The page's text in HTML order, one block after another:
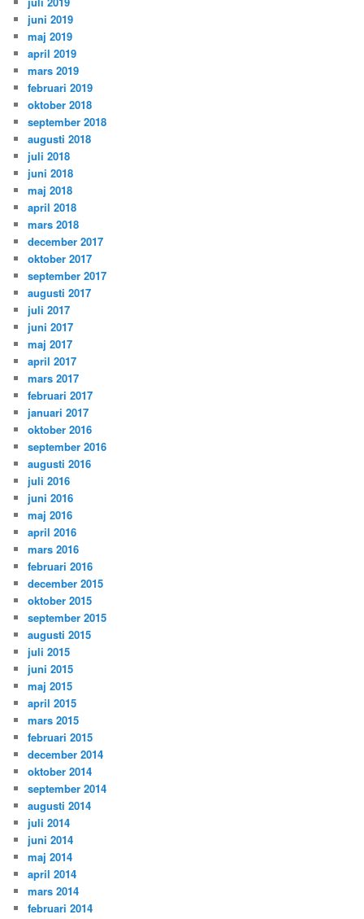
juni 2019
maj 2019
april 2019
mars 2019
februari 2019
oktober 2018
september 2018
augusti 2018
juli 2018
juni 2018
maj 2018
april 2018
mars 2018
december 2017
oktober 2017
september 2017
augusti 2017
juli 2017
juni 2017
maj 2017
april 2017
mars 2017
februari 2017
januari 2017
oktober 2016
september 2016
augusti 2016
juli 2016
juni 2016
maj 2016
april 2016
mars 2016
februari 2016
december 2015
oktober 2015
september 2015
augusti 2015
juli 2015
juni 2015
maj 2015
april 2015
mars 2015
februari 2015
december 2014
oktober 2014
september 2014
augusti 2014
juli 2014
juni 2014
maj 2014
april 2014
mars 2014
februari 2014